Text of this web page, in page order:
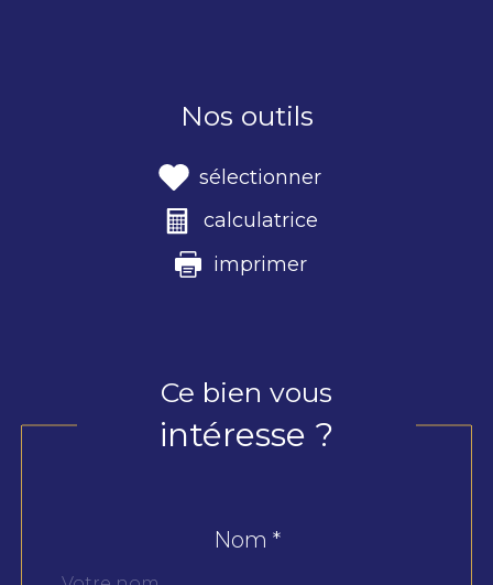
Nos outils
sélectionner
calculatrice
imprimer
Ce bien vous
intéresse ?
Nom *